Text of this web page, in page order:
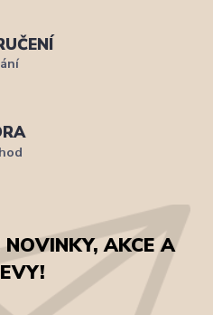
NOVINKY, AKCE A